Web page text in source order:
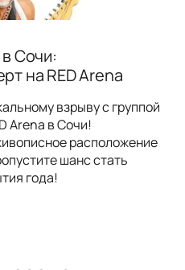
Сочи:
на RED Arena
взрыву с группой
Arena в Сочи!
расположение
шанс стать
года!